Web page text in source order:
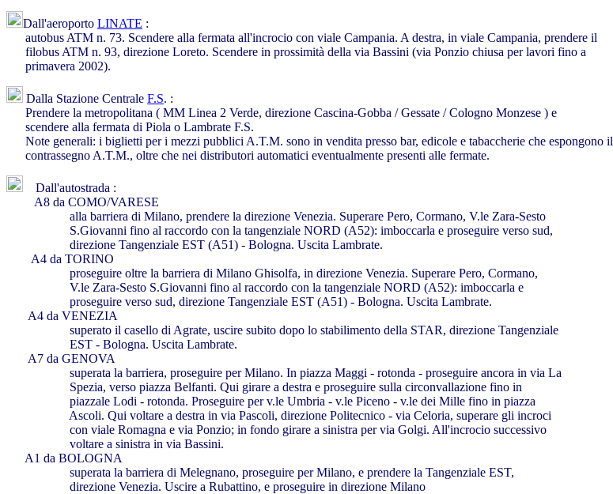
Dall'aeroporto LINATE :
autobus ATM n. 73. Scendere alla fermata all'incrocio con viale Campania. A destra, in viale Campania, prendere il
filobus ATM n. 93, direzione Loreto. Scendere in prossimità della via Bassini (via Ponzio chiusa per lavori fino a
primavera 2002).
Dalla Stazione Centrale F.S. :
Prendere la metropolitana ( MM Linea 2 Verde, direzione Cascina-Gobba / Gessate / Cologno Monzese ) e
scendere alla fermata di Piola o Lambrate F.S.
Note generali: i biglietti per i mezzi pubblici A.T.M. sono in vendita presso bar, edicole e tabaccherie che espongono il
contrassegno A.T.M., oltre che nei distributori automatici eventualmente presenti alle fermate.
Dall'autostrada :
A8 da COMO/VARESE
alla barriera di Milano, prendere la direzione Venezia. Superare Pero, Cormano, V.le Zara-Sesto
S.Giovanni fino al raccordo con la tangenziale NORD (A52): imboccarla e proseguire verso sud,
direzione Tangenziale EST (A51) - Bologna. Uscita Lambrate.
A4 da TORINO
proseguire oltre la barriera di Milano Ghisolfa, in direzione Venezia. Superare Pero, Cormano,
V.le Zara-Sesto S.Giovanni fino al raccordo con la tangenziale NORD (A52): imboccarla e
proseguire verso sud, direzione Tangenziale EST (A51) - Bologna. Uscita Lambrate.
A4 da VENEZIA
superato il casello di Agrate, uscire subito dopo lo stabilimento della STAR, direzione Tangenziale
EST - Bologna. Uscita Lambrate.
A7 da GENOVA
superata la barriera, proseguire per Milano. In piazza Maggi - rotonda - proseguire ancora in via La
Spezia, verso piazza Belfanti. Qui girare a destra e proseguire sulla circonvallazione fino in
piazzale Lodi - rotonda. Proseguire per v.le Umbria - v.le Piceno - v.le dei Mille fino in piazza
Ascoli. Qui voltare a destra in via Pascoli, direzione Politecnico - via Celoria, superare gli incroci
con viale Romagna e via Ponzio; in fondo girare a sinistra per via Golgi. All'incrocio successivo
voltare a sinistra in via Bassini.
A1 da BOLOGNA
superata la barriera di Melegnano, proseguire per Milano, e prendere la Tangenziale EST,
direzione Venezia. Uscire a Rubattino, e proseguire in direzione Milano